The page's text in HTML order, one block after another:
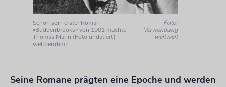
Schon sein erster Roman
»Buddenbrooks« von 1901 machte
Thomas Mann (Foto undatiert)
weltberühmt.
Foto:
Verwendung
weltweit
Seine Romane prägten eine Epoche und werden